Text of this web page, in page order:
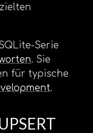
Serie
. Sie
für typische
.